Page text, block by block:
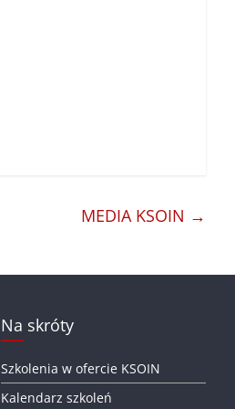
MEDIA KSOIN →
Na skróty
Szkolenia w ofercie KSOIN
Kalendarz szkoleń